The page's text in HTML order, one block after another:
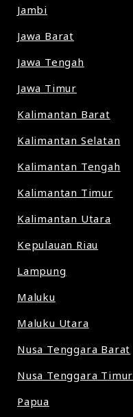
Jambi
Jawa Barat
Jawa Tengah
Jawa Timur
Kalimantan Barat
Kalimantan Selatan
Kalimantan Tengah
Kalimantan Timur
Kalimantan Utara
Kepulauan Riau
Lampung
Maluku
Maluku Utara
Nusa Tenggara Barat
Nusa Tenggara Timur
Papua